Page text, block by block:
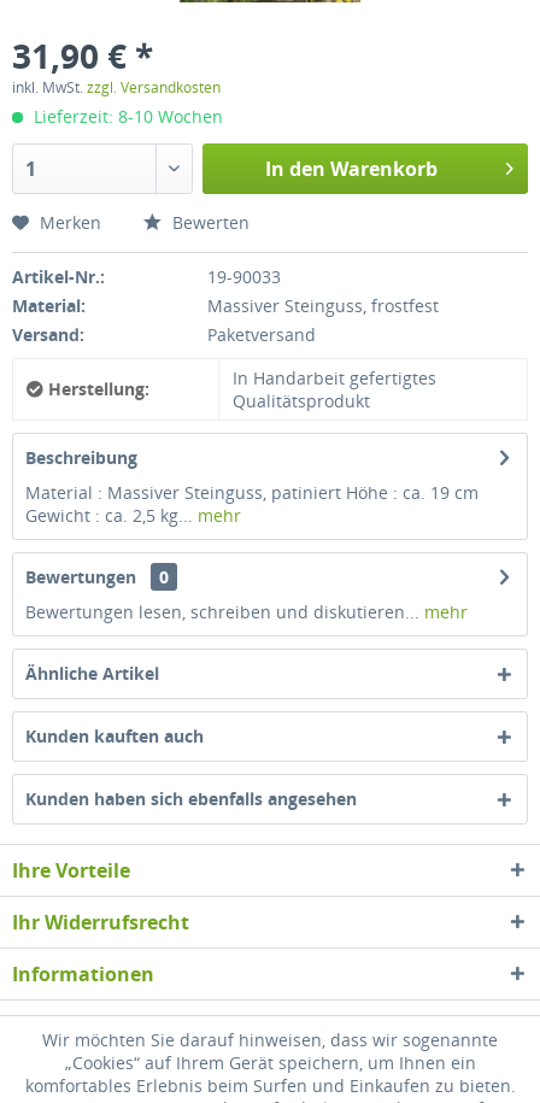
31,90 € *
inkl. MwSt.zzgl. Versandkosten
Lieferzeit: 8-10 Wochen
In den Warenkorb
Merken Bewerten
Artikel-Nr.:
19-90033
Material:
Massiver Steinguss, frostfest
Versand:
Paketversand
Herstellung:
In Handarbeit gefertigtes
Qualitätsprodukt
Beschreibung
Material : Massiver Steinguss, patiniert Höhe : ca. 19 cm
Gewicht : ca. 2,5 kg... mehr
Bewertungen
0
Bewertungen lesen, schreiben und diskutieren... mehr
Ähnliche Artikel
Kunden kauften auch
Kunden haben sich ebenfalls angesehen
Ihre Vorteile
Ihr Widerrufsrecht
Informationen
* Alle Preise inkl. gesetzl. Mehrwertsteuer zzgl.Versandkosten, wenn nicht
Wir möchten Sie darauf hinweisen, dass wir sogenannte
„Cookies“ auf Ihrem Gerät speichern, um Ihnen ein
komfortables Erlebnis beim Surfen und Einkaufen zu bieten.